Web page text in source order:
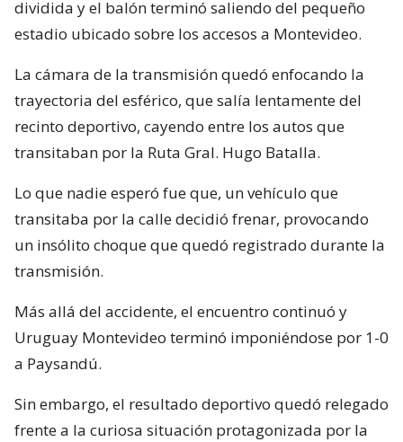
dividida y el balón terminó saliendo del pequeño
estadio ubicado sobre los accesos a Montevideo.
La cámara de la transmisión quedó enfocando la
trayectoria del esférico, que salía lentamente del
recinto deportivo, cayendo entre los autos que
transitaban por la Ruta Gral. Hugo Batalla.
Lo que nadie esperó fue que, un vehículo que
transitaba por la calle decidió frenar, provocando
un insólito choque que quedó registrado durante la
transmisión.
Más allá del accidente, el encuentro continuó y
Uruguay Montevideo terminó imponiéndose por 1-0
a Paysandú.
Sin embargo, el resultado deportivo quedó relegado
frente a la curiosa situación protagonizada por la